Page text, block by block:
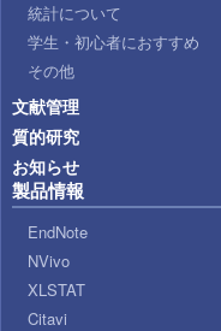
統計について
学生・初心者におすすめ
その他
文献管理
質的研究
お知らせ
製品情報
EndNote
NVivo
XLSTAT
Citavi